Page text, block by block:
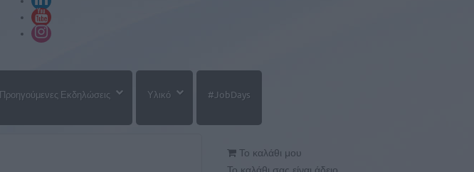
Προηγούμενες Εκδηλώσεις Υλικό #JobDays
Το καλάθι μου